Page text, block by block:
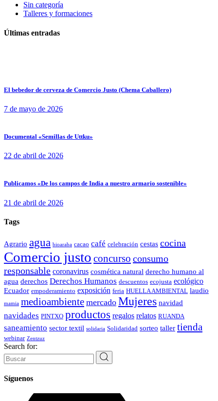
Sin categoría
Talleres y formaciones
Últimas entradas
El bebedor de cerveza de Comercio Justo (Chema Caballero)
7 de mayo de 2026
Documental «Semillas de Uttku»
22 de abril de 2026
Publicamos «De los campos de India a nuestro armario sostenible»
21 de abril de 2026
Tags
Agrario agua bioaraba cacao café celebración cestas cocina
Comercio justo concurso consumo
responsable coronavirus cosmética natural derecho humano al
agua derechos Derechos Humanos descuentos ecojusta ecológico
Ecuador empoderamiento exposición feria HUELLA AMBIENTAL laudio
mamia medioambiente mercado Mujeres navidad
navidades PINTXO productos regalos relatos RUANDA
saneamiento sector textil solidaria Solidaridad sorteo taller tienda
webinar Zentzuz
Search for:
Síguenos